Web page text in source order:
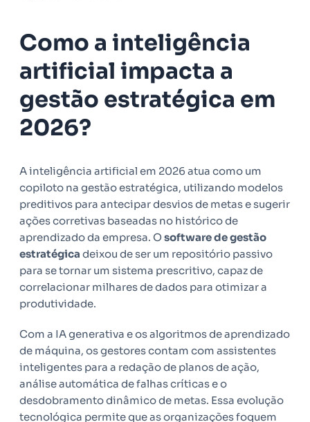
Como a inteligência
artificial impacta a
gestão estratégica em
2026?
A inteligência artificial em 2026 atua como um
copiloto na gestão estratégica, utilizando modelos
preditivos para antecipar desvios de metas e sugerir
ações corretivas baseadas no histórico de
aprendizado da empresa. Osoftware de gestão
estratégica deixou de ser um repositório passivo
para se tornar um sistema prescritivo, capaz de
correlacionar milhares de dados para otimizar a
produtividade.
Com a IA generativa e os algoritmos de aprendizado
de máquina, os gestores contam com assistentes
inteligentes para a redação de planos de ação,
análise automática de falhas críticas e o
desdobramento dinâmico de metas. Essa evolução
tecnológica permite que as organizações foquem